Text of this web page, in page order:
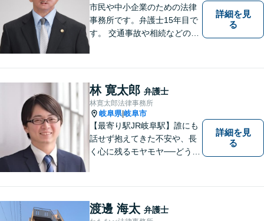
市民や中小企業のための法律
事務所です。弁護士15年目で
す。 交通事故や相続などの相
などの家事事件を解決してき
ました。特に交通事故では多
くの後遺障害事故や死亡事故
を解決してきました。
詳細を見
る
林 寛太郎 弁護士
林寛太郎法律事務所
岐阜県|岐阜市
【最寄り駅JR岐阜駅】誰にも
話せず抱えてきた不安や、長
く心に残るモヤモヤ──どうぞ
いながら、これからの一歩を
一緒に見つけていきます。
【丁寧なヒアリング】【地域
詳細を見
る
渡邊 海太 弁護士